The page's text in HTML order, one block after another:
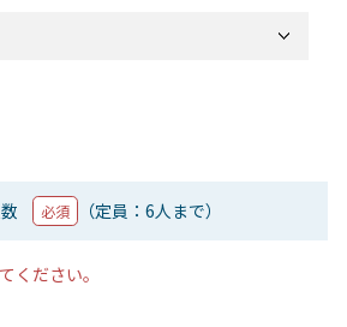
必須 （定員：6人まで）
ください。